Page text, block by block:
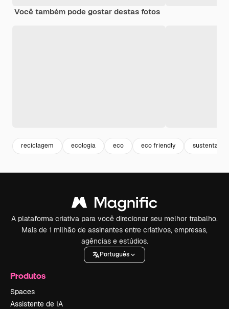
Você também pode gostar destas fotos
reciclagem ecologia eco eco friendly sustentavel
A plataforma criativa para você direcionar seu melhor trabalho.
Mais de 1 milhão de assinantes entre criativos, empresas,
agências e estúdios.
Português
Produtos
Spaces
Assistente de IA